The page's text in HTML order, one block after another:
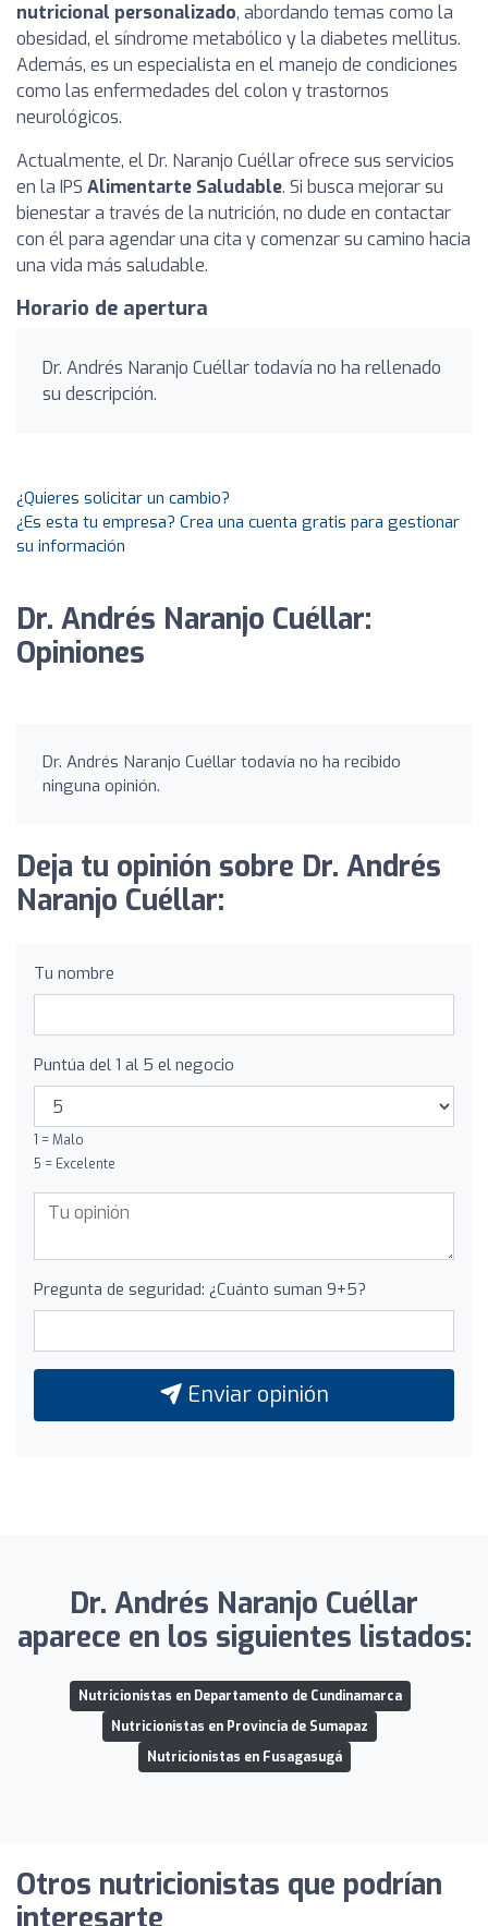
nutricional personalizado, abordando temas como la
obesidad, el síndrome metabólico y la diabetes mellitus.
Además, es un especialista en el manejo de condiciones
como las enfermedades del colon y trastornos
neurológicos.
Actualmente, el Dr. Naranjo Cuéllar ofrece sus servicios
en la IPS Alimentarte Saludable. Si busca mejorar su
bienestar a través de la nutrición, no dude en contactar
con él para agendar una cita y comenzar su camino hacia
una vida más saludable.
Horario de apertura
Dr. Andrés Naranjo Cuéllar todavía no ha rellenado
su descripción.
¿Quieres solicitar un cambio?
¿Es esta tu empresa? Crea una cuenta gratis para gestionar
su información
Dr. Andrés Naranjo Cuéllar:
Opiniones
Dr. Andrés Naranjo Cuéllar todavía no ha recibido
ninguna opinión.
Deja tu opinión sobre Dr. Andrés
Naranjo Cuéllar:
Tu nombre
Puntúa del 1 al 5 el negocio
1 = Malo
5 = Excelente
Pregunta de seguridad: ¿Cuánto suman 9+5?
Enviar opinión
Dr. Andrés Naranjo Cuéllar
aparece en los siguientes listados:
Nutricionistas en Departamento de Cundinamarca
Nutricionistas en Provincia de Sumapaz
Nutricionistas en Fusagasugá
Otros nutricionistas que podrían